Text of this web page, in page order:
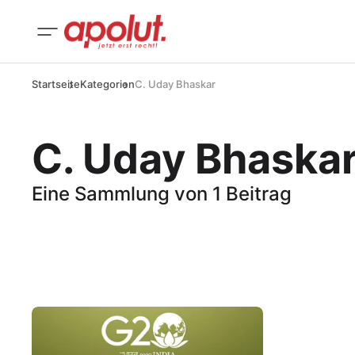
StartseiteKategorienC. Uday Bhaskar
C. Uday
Eine Sammlung von 1 Beitrag